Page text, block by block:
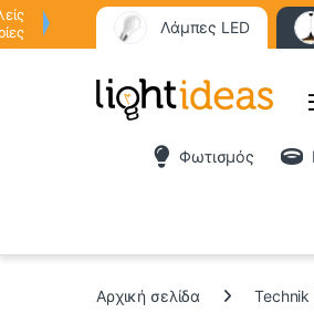
Λάμπες LED
Φωτισμός
Αρχική σελίδα Technik